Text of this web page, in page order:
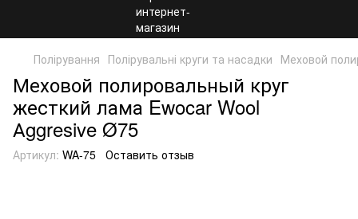
Полірування Полірувальні круги та насадки Меховой
Меховой полировальный круг
жесткий лама Ewocar Wool
Аggresive Ø75
Артикул: WA-75 Оставить отзыв